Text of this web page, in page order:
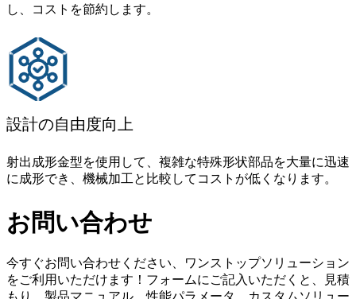
し、コストを節約します。
設計の自由度向上
射出成形金型を使用して、複雑な特殊形状部品を大量に迅速
に成形でき、機械加工と比較してコストが低くなります。
お問い合わせ
今すぐお問い合わせください、ワンストップソリューション
をご利用いただけます！フォームにご記入いただくと、見積
もり、製品マニュアル、性能パラメータ、カスタムソリュー